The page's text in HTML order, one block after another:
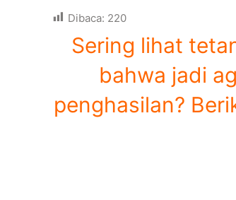
Dibaca: 220
Sering lihat
bahwa jadi
penghasilan?